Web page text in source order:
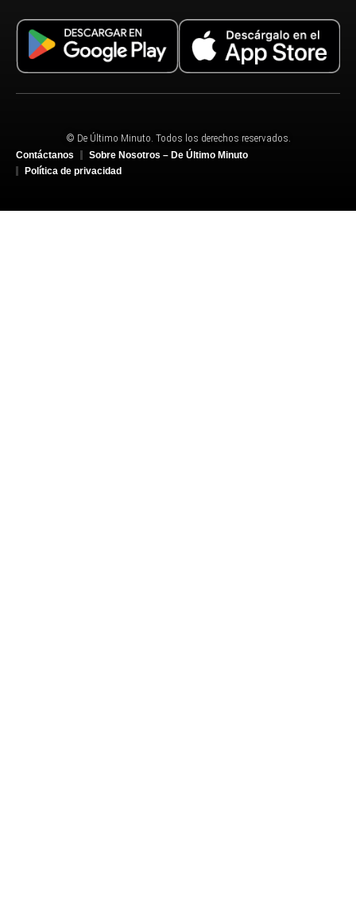
© De Último Minuto. Todos los derechos reservados.
Contáctanos
Sobre Nosotros – De Último Minuto
Política de privacidad